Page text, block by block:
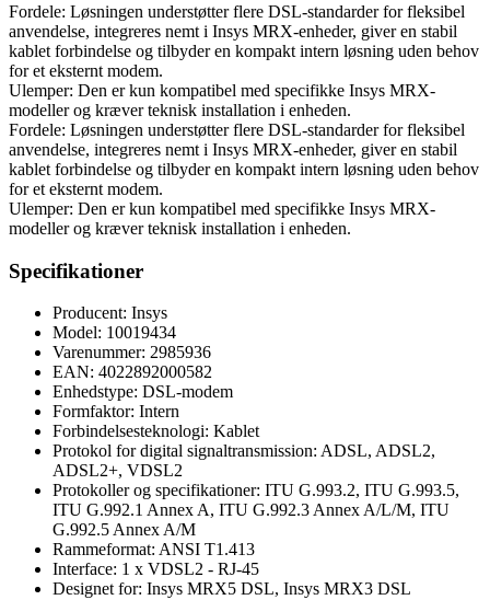
Fordele: Løsningen understøtter flere DSL-standarder for fleksibel
anvendelse, integreres nemt i Insys MRX-enheder, giver en stabil
kablet forbindelse og tilbyder en kompakt intern løsning uden behov
for et eksternt modem.
Ulemper: Den er kun kompatibel med specifikke Insys MRX-
modeller og kræver teknisk installation i enheden.
Fordele: Løsningen understøtter flere DSL-standarder for fleksibel
anvendelse, integreres nemt i Insys MRX-enheder, giver en stabil
kablet forbindelse og tilbyder en kompakt intern løsning uden behov
for et eksternt modem.
Ulemper: Den er kun kompatibel med specifikke Insys MRX-
modeller og kræver teknisk installation i enheden.
Specifikationer
Producent: Insys
Model: 10019434
Varenummer: 2985936
EAN: 4022892000582
Enhedstype: DSL-modem
Formfaktor: Intern
Forbindelsesteknologi: Kablet
Protokol for digital signaltransmission: ADSL, ADSL2,
ADSL2+, VDSL2
Protokoller og specifikationer: ITU G.993.2, ITU G.993.5,
ITU G.992.1 Annex A, ITU G.992.3 Annex A/L/M, ITU
G.992.5 Annex A/M
Rammeformat: ANSI T1.413
Interface: 1 x VDSL2 - RJ-45
Designet for: Insys MRX5 DSL, Insys MRX3 DSL